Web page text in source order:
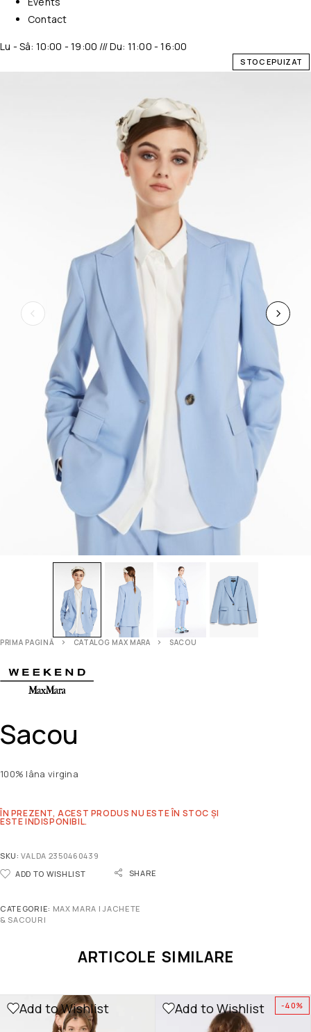
Contact
Lu - Sâ: 10:00 - 19:00 /// Du: 11:00 - 16:00
STOC EPUIZAT
PRIMA PAGINĂ CATALOG MAX MARA SACOU
Sacou
100% lâna virgina
ÎN PREZENT, ACEST PRODUS NU ESTE ÎN STOC ȘI
ESTE INDISPONIBIL.
SKU:VALDA 2350460439
ADD TO WISHLIST
SHARE
CATEGORIE: MAX MARA | JACHETE
& SACOURI
ARTICOLE SIMILARE
Add to Wishlist -40%
Add to Wishlist